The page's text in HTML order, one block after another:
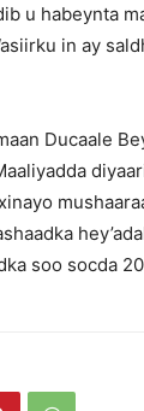
u habeynta
in ay
Ducaale
soo socda